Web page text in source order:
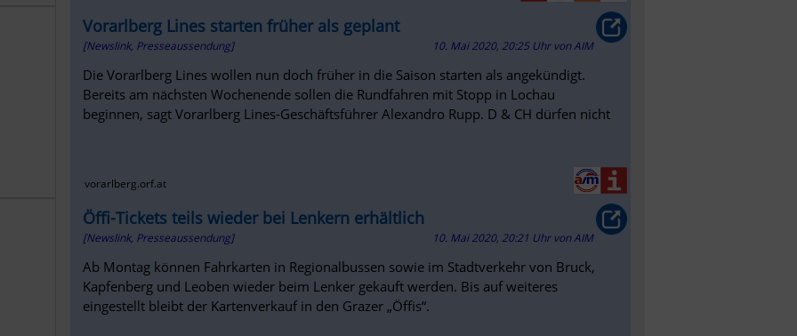
Vorarlberg Lines starten früher als geplant
[Newslink, Presseaussendung] 10. Mai 2020, 20:25 Uhr vonAIM
Die Vorarlberg Lines wollen nun doch früher in die Saison starten als angekündigt.
Bereits am nächsten Wochenende sollen die Rundfahren mit Stopp in Lochau
beginnen, sagt Vorarlberg Lines-Geschäftsführer Alexandro Rupp. D & CH dürfen nicht
vorarlberg.orf.at
Öffi-Tickets teils wieder bei Lenkern erhältlich
[Newslink, Presseaussendung] 10. Mai 2020, 20:21 Uhr vonAIM
Ab Montag können Fahrkarten in Regionalbussen sowie im Stadtverkehr von Bruck,
Kapfenberg und Leoben wieder beim Lenker gekauft werden. Bis auf weiteres
eingestellt bleibt der Kartenverkauf in den Grazer „Öffis“.